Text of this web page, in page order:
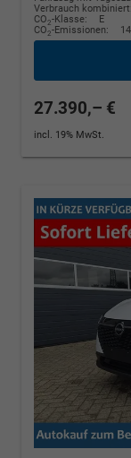
Verbrauch kombiniert:
CO2-Klasse:
E
CO2-Emissionen:
27.390,– €
incl. 19% MwSt.